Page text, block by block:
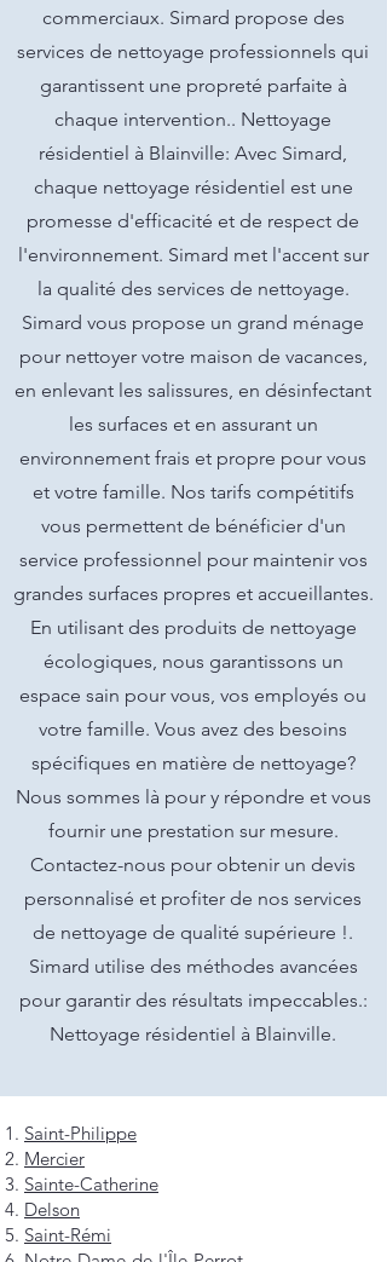
commerciaux. Simard propose des
services de nettoyage professionnels qui
garantissent une propreté parfaite à
chaque intervention.. Nettoyage
résidentiel à Blainville: Avec Simard,
chaque nettoyage résidentiel est une
promesse d'efficacité et de respect de
l'environnement. Simard met l'accent sur
la qualité des services de nettoyage.
Simard vous propose un grand ménage
pour nettoyer votre maison de vacances,
en enlevant les salissures, en désinfectant
les surfaces et en assurant un
environnement frais et propre pour vous
et votre famille. Nos tarifs compétitifs
vous permettent de bénéficier d'un
service professionnel pour maintenir vos
grandes surfaces propres et accueillantes.
En utilisant des produits de nettoyage
écologiques, nous garantissons un
espace sain pour vous, vos employés ou
votre famille. Vous avez des besoins
spécifiques en matière de nettoyage?
Nous sommes là pour y répondre et vous
fournir une prestation sur mesure.
Contactez-nous pour obtenir un devis
personnalisé et profiter de nos services
de nettoyage de qualité supérieure !.
Simard utilise des méthodes avancées
pour garantir des résultats impeccables.:
Nettoyage résidentiel à Blainville.
Saint-Philippe
Mercier
Sainte-Catherine
Delson
Saint-Rémi